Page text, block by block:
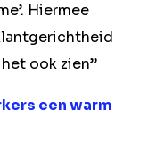
Hiermee
ook zien”
een warm